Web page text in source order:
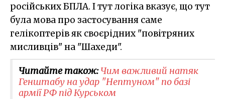
російських БПЛА. І тут логіка вказує, що тут
була мова про застосування саме
гелікоптерів як своєрідних "повітряних
мисливців" на "Шахеди".
Читайте також:Чим важливий натяк
Генштабу на удар "Нептуном" по базі
армії РФ під Курськом